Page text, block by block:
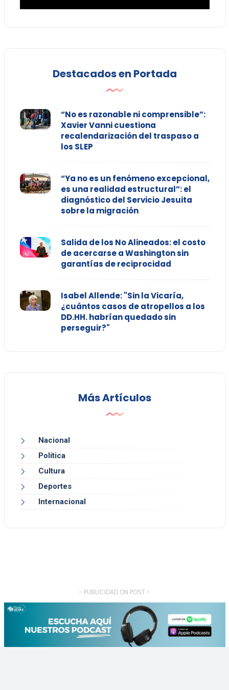
Destacados en Portada
“No es razonable ni comprensible”:
Xavier Vanni cuestiona
recalendarización del traspaso a
los SLEP
“Ya no es un fenómeno excepcional,
es una realidad estructural”: el
diagnóstico del Servicio Jesuita
sobre la migración
Salida de los No Alineados: el costo
de acercarse a Washington sin
garantías de reciprocidad
Isabel Allende: "Sin la Vicaría,
¿cuántos casos de atropellos a los
DD.HH. habrían quedado sin
perseguir?"
Más Artículos
Nacional
Política
Cultura
Deportes
Internacional
- PUBLICIDAD ON POST -